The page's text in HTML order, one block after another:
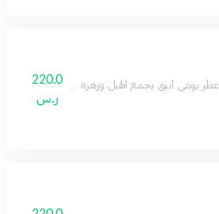
عطر يومي أنيق يجمع الهيل وزهرة البرتقال والفلفل
220.0
ر.س